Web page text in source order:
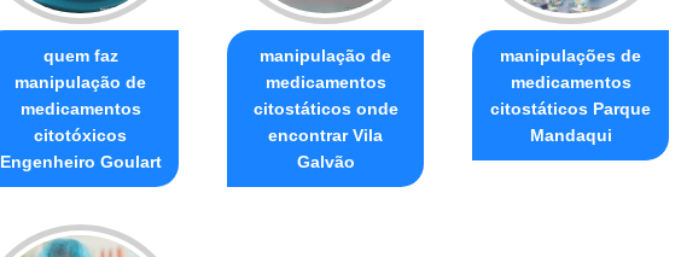
quem faz
manipulação de
medicamentos
citotóxicos
Engenheiro Goulart
manipulação de
medicamentos
citostáticos onde
encontrar Vila
Galvão
manipulações de
medicamentos
citostáticos Parque
Mandaqui